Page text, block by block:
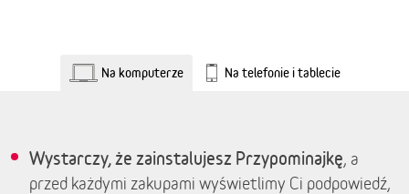
Na komputerze Na telefonie i tablecie
Wystarczy, że zainstalujesz Przypominajkę, a
przed każdymi zakupami wyświetlimy Ci podpowiedź,